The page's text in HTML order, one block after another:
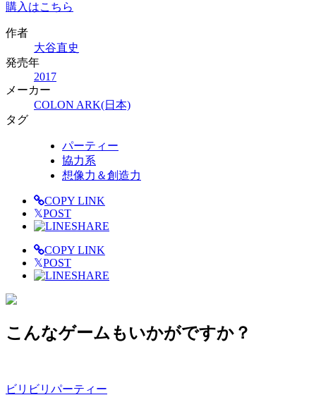
購入はこちら
作者
大谷直史
発売年
2017
メーカー
COLON ARK(日本)
タグ
パーティー
協力系
想像力＆創造力
COPY LINK
𝕏POST
SHARE
COPY LINK
𝕏POST
SHARE
こんなゲームもいかがですか？
ビリビリパーティー